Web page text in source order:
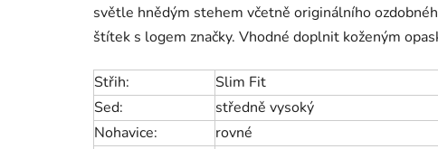
světle hnědým stehem včetně originálního
štítek s logem značky. Vhodné doplnit koženým
Střih:
Slim Fit
Sed:
středně vysoký
Nohavice:
rovné